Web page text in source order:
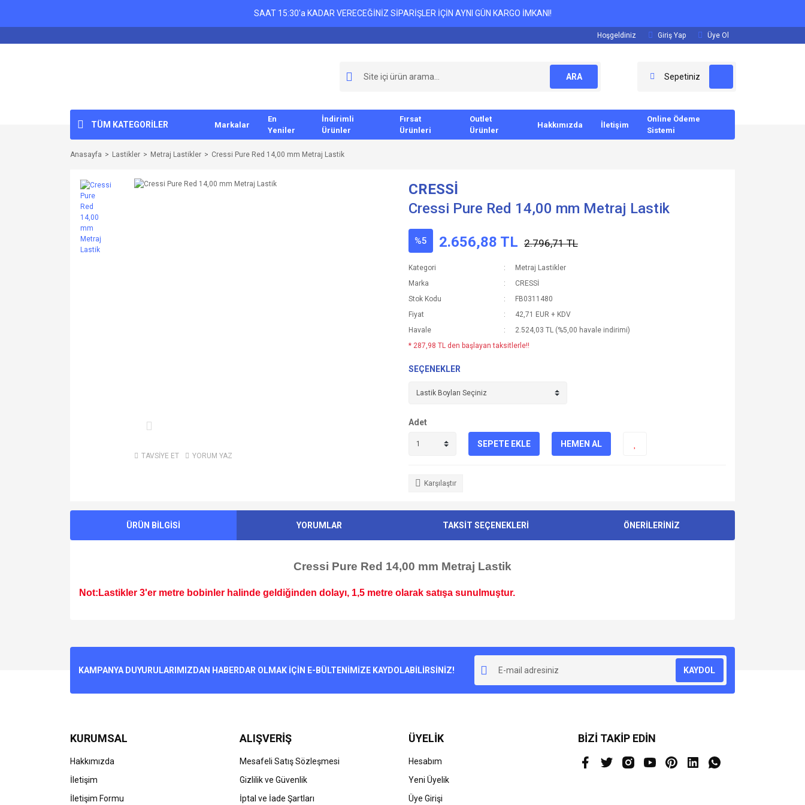
SAAT 15:30'a KADAR VERECEĞİNİZ SİPARİŞLER İÇİN AYNI GÜN KARGO İMKANI!
Hoşgeldiniz Giriş Yap Üye Ol
ARA Sepetiniz
TÜM KATEGORİLER Markalar
En
Yeniler
İndirimli
Ürünler
Fırsat
Ürünleri
Outlet
Ürünler
Hakkımızda İletişim
Online Ödeme
Sistemi
Anasayfa Lastikler Metraj Lastikler Cressi Pure Red 14,00 mm Metraj Lastik
TAVSİYE ET YORUM YAZ
CRESSİ
Cressi Pure Red 14,00 mm Metraj Lastik
%5 2.656,88 TL 2.796,71 TL
Kategori
Metraj Lastikler
Marka
CRESSİ
Stok Kodu
FB0311480
Fiyat
42,71 EUR + KDV
Havale
2.524,03 TL (%5,00 havale indirimi)
* 287,98 TL den başlayan taksitlerle!!
SEÇENEKLER
Adet
SEPETE EKLE HEMEN AL
Karşılaştır
ÜRÜN BİLGİSİ YORUMLAR TAKSİT SEÇENEKLERİ ÖNERİLERİNİZ
Cressi Pure Red 14,00 mm Metraj Lastik
Not:Lastikler 3'er metre bobinler halinde geldiğinden dolayı, 1,5 metre olarak satışa sunulmuştur.
Ürün resmi kalitesiz, bozuk veya görüntülenemiyor.
Bu ürüne benzer farklı alternatifler olmalı.
KAMPANYA DUYURULARIMIZDAN HABERDAR OLMAK İÇİN E-BÜLTENİMİZE KAYDOLABİLİRSİNİZ! KAYDOL
KURUMSAL
Hakkımızda
İletişim
İletişim Formu
ALIŞVERİŞ
Mesafeli Satış Sözleşmesi
Gizlilik ve Güvenlik
İptal ve İade Şartları
ÜYELİK
Hesabım
Yeni Üyelik
Üye Girişi
BİZİ TAKİP EDİN